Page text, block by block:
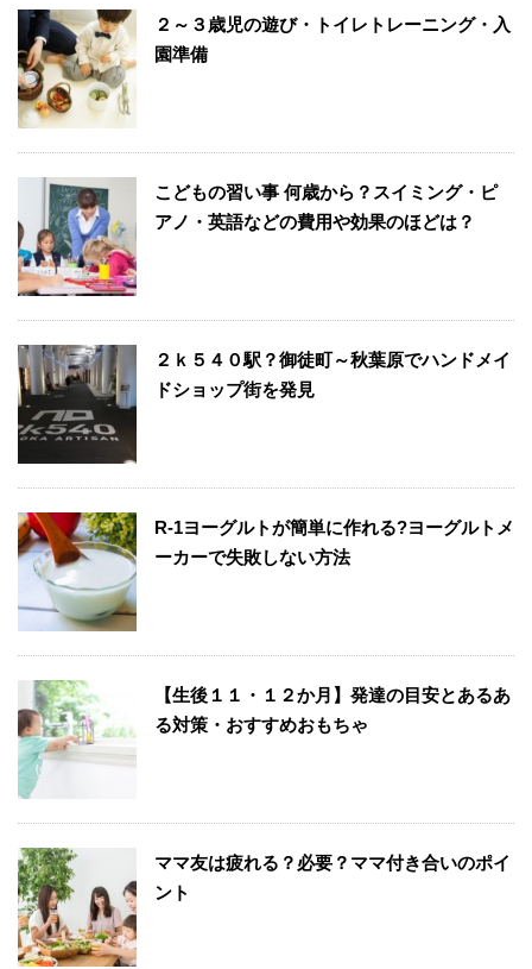
２～３歳児の遊び・トイレトレーニング・入
園準備
こどもの習い事 何歳から？スイミング・ピ
アノ・英語などの費用や効果のほどは？
２ｋ５４０駅？御徒町～秋葉原でハンドメイ
ドショップ街を発見
R-1ヨーグルトが簡単に作れる?ヨーグルトメ
ーカーで失敗しない方法
【生後１１・１２か月】発達の目安とあるあ
る対策・おすすめおもちゃ
ママ友は疲れる？必要？ママ付き合いのポイ
ント